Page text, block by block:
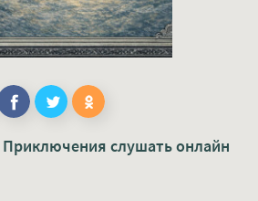
Приключения слушать онлайн